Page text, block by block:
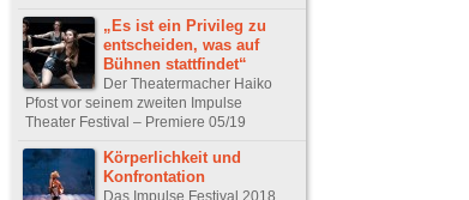
„Es ist ein Privileg zu
entscheiden, was auf
Bühnen stattfindet“
Der Theatermacher Haiko
Pfost vor seinem zweiten Impulse
Theater Festival – Premiere 05/19
Körperlichkeit und
Konfrontation
Das Impulse Festival 2018